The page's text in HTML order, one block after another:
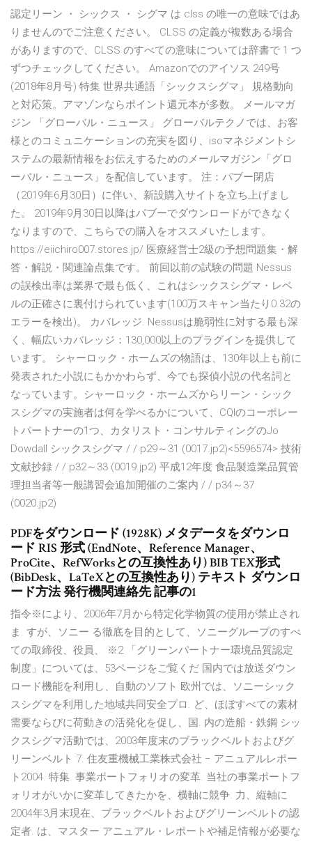
認定リーン ・ シックス ・ シグマ は clss の唯一の意味ではあ
りませんのでご注意ください。 CLSS の定義が複数ある場合
がありますので、CLSS のすべての意味については辞書で 1 つ
ずつチェックしてください。 Amazonでのアイソス 249号
(2018年8月号) 特集 世界共通語「シックスシグマ」 規格動向
と対応策。アマゾンならポイント還元本が多数。 メールマガ
ジン 「グローバル・ニュース」 グローバルテクノでは、お客
様とのコミュニケーションの充実を図り、isoマネジメントシ
ステムの最新情報をお伝えするためのメールマガジン「グロ
ーバル・ニュース」を配信しています。 注：パブー閉店
（2019年6月30日）に伴い、新設購入サイトを立ち上げまし
た。 2019年9月30日以降はパブーでダウンロードができなく
なりますので、こちらでの購入をオススメいたします。
https://eiichiro007.stores.jp/ 医療経営士2級の予想問題集・解
答・解説・関連論点集です。 前回以前の試験の問題 Nessus
の誤検出率は業界で最も低く、これはシックスシグマ・レベ
ルの正確さに裏付けられています(100万スキャン当たり0.32の
エラーを検出)。 カバレッジ. Nessusは脆弱性に対する最も深
く、幅広いカバレッジ：130,000以上のプラグインを提供して
います。 シャーロック・ホームズの物語は、130年以上も前に
発表された小説にもかかわらず、今でも探偵小説の代名詞と
なっています。シャーロック・ホームズからリーン・シック
スシグマの実施者は何を学べるかについて、CQIのコーポレー
トパートナーの1つ、カタリスト・コンサルティングのJo
Dowdall シックスシグマ / / p29～31 (0017.jp2)<5596574> 技術
文献抄録 / / p32～33 (0019.jp2) 平成12年度 食品製造業品質管
理担当者等一般講習会追加開催のご案内 / / p34～37
(0020.jp2)
PDFをダウンロード (1928K) メタデータをダウンロ
ード RIS 形式 (EndNote、Reference Manager、
ProCite、RefWorksとの互換性あり) BIB TEX形式
(BibDesk、LaTeXとの互換性あり) テキスト ダウンロ
ード方法 発行機関連絡先 記事の1
指令※により、2006年7月から特定化学物質の使用が禁止され
ま. すが、ソニー る徹底を目的として、ソニーグループのすべ
ての取締役、役員、 ※2 「グリーンパートナー環境品質認定
制度」については、53ページをご覧くだ 国内では放送ダウン
ロード機能を利用し、自動のソフト 欧州では、ソニーシック
スシグマを利用した地域共同安全プロ. ど、ほぼすべての素材
需要ならびに荷動きの活発化を促し、国. 内の造船・鉄鋼 シッ
クスシグマ活動では、2003年度末のブラックベルトおよびグ.
リーンベルト 7. 住友重機械工業株式会社 − アニュアルレポー
ト2004. 特集. 事業ポートフォリオの変革. 当社の事業ポートフ
ォリオがいかに変革してきたかを、横軸に競争. 力、縦軸に
2004年3月末現在、ブラックベルトおよびグリーンベルトの認
定者. は、マスター アニュアル・レポートや補足情報が必要な